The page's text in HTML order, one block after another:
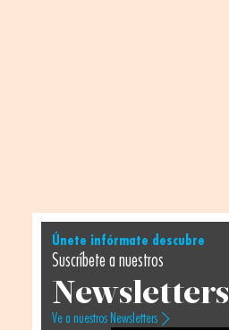
Únete infórmate descubre
Suscríbete a nuestros
Newsletters
Ve a nuestros Newsletters